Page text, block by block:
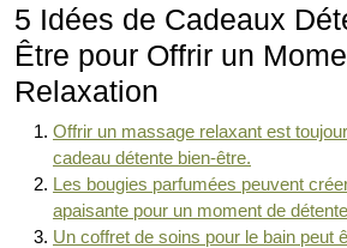
5 Idées de Cadeaux
Être pour Offrir un
Relaxation
Offrir un massage relaxant est
cadeau détente bien-être.
Les bougies parfumées peuvent
apaisante pour un moment de
Un coffret de soins pour le bain peut